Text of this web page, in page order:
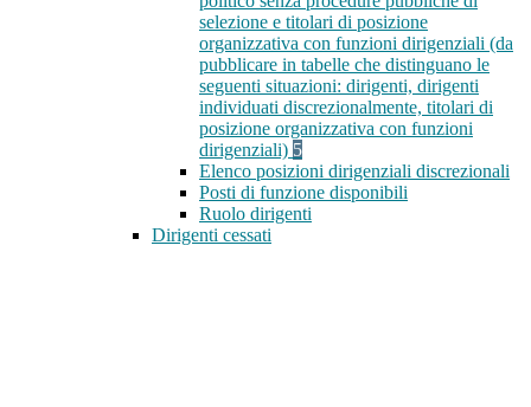
selezione e titolari di posizione
organizzativa con funzioni dirigenziali (da
pubblicare in tabelle che distinguano le
seguenti situazioni: dirigenti, dirigenti
individuati discrezionalmente, titolari di
posizione organizzativa con funzioni
dirigenziali) 5
Elenco posizioni dirigenziali discrezionali
Posti di funzione disponibili
Ruolo dirigenti
Dirigenti cessati